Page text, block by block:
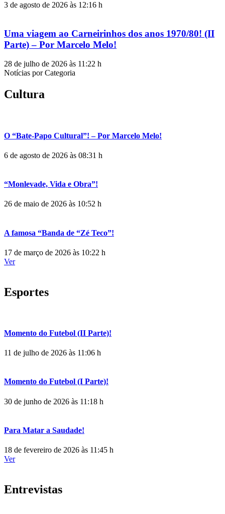
3 de agosto de 2026 às 12:16 h
Uma viagem ao Carneirinhos dos anos 1970/80! (II
Parte) – Por Marcelo Melo!
28 de julho de 2026 às 11:22 h
Notícias por Categoria
Cultura
O “Bate-Papo Cultural”! – Por Marcelo Melo!
6 de agosto de 2026 às 08:31 h
“Monlevade, Vida e Obra”!
26 de maio de 2026 às 10:52 h
A famosa “Banda de “Zé Teco”!
17 de março de 2026 às 10:22 h
Ver
Esportes
Momento do Futebol (II Parte)!
11 de julho de 2026 às 11:06 h
Momento do Futebol (I Parte)!
30 de junho de 2026 às 11:18 h
Para Matar a Saudade!
18 de fevereiro de 2026 às 11:45 h
Ver
Entrevistas